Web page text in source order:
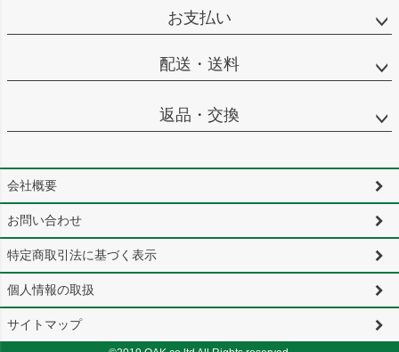
お支払い
配送・送料
返品・交換
会社概要
お問い合わせ
特定商取引法に基づく表示
個人情報の取扱
サイトマップ